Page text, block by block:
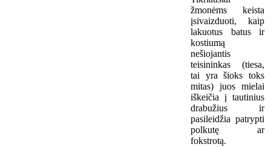
žmonėms keista
įsivaizduoti, kaip
lakuotus batus ir
kostiumą
nešiojantis
teisininkas (tiesa,
tai yra šioks toks
mitas) juos mielai
iškeičia į tautinius
drabužius ir
pasileidžia patrypti
polkutę ar
fokstrotą.